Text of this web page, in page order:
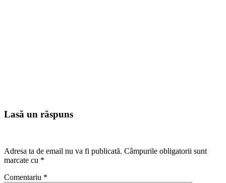
Lasă un răspuns
Adresa ta de email nu va fi publicată. Câmpurile obligatorii sunt
marcate cu *
Comentariu *